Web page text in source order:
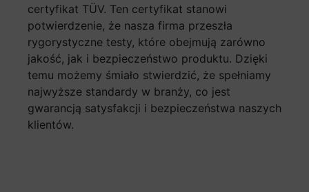
certyfikat TÜV. Ten certyfikat stanowi
potwierdzenie, że nasza firma przeszła
rygorystyczne testy, które obejmują zarówno
jakość, jak i bezpieczeństwo produktu. Dzięki
temu możemy śmiało stwierdzić, że spełniamy
najwyższe standardy w branży, co jest
gwarancją satysfakcji i bezpieczeństwa naszych
klientów.